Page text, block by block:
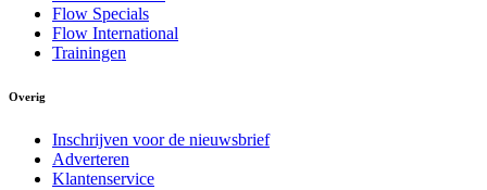
Flow Specials
Flow International
Trainingen
Overig
Inschrijven voor de nieuwsbrief
Adverteren
Klantenservice